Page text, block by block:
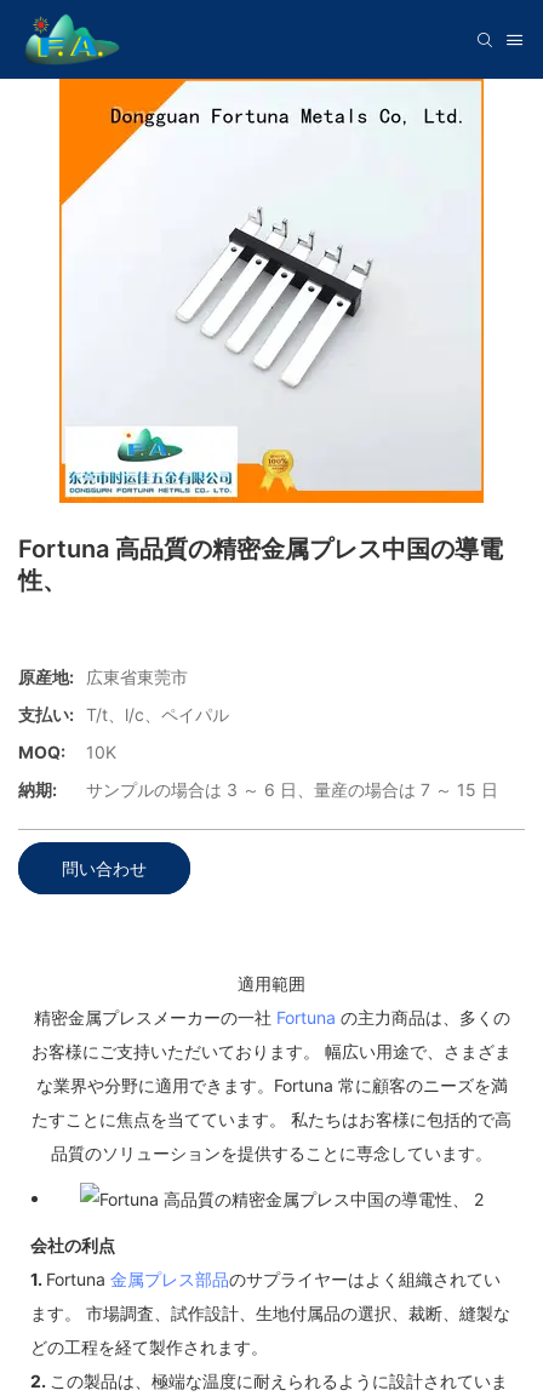
Fortuna 高品質の精密金属プレス中国の導電
性、
原産地:
広東省東莞市
支払い: T/t、l/c、ペイパル
MOQ:
10K
納期:
サンプルの場合は 3 ～ 6 日、量産の場合は 7 ～ 15 日
問い合わせ
適用範囲
精密金属プレスメーカーの一社 Fortuna の主力商品は、多くの
お客様にご支持いただいております。 幅広い用途で、さまざま
な業界や分野に適用できます。Fortuna 常に顧客のニーズを満
たすことに焦点を当てています。 私たちはお客様に包括的で高
品質のソリューションを提供することに専念しています。
会社の利点
1. Fortuna 金属プレス部品のサプライヤーはよく組織されてい
ます。 市場調査、試作設計、生地付属品の選択、裁断、縫製な
どの工程を経て製作されます。
2. この製品は、極端な温度に耐えられるように設計されていま